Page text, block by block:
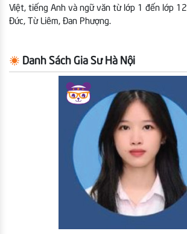
Việt, tiếng Anh và ngữ văn từ lớp 1 đến lớp 12
Đức, Từ Liêm, Đan Phượng.
Danh Sách Gia Sư Hà Nội